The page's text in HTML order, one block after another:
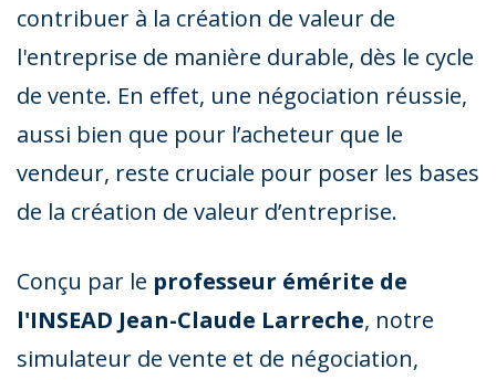
contribuer à la création de valeur de
l'entreprise de manière durable, dès le cycle
de vente. En effet, une négociation réussie,
aussi bien que pour l’acheteur que le
vendeur, reste cruciale pour poser les bases
de la création de valeur d’entreprise.
Conçu par le professeur émérite de
l'INSEAD Jean-Claude Larreche, notre
simulateur de vente et de négociation,